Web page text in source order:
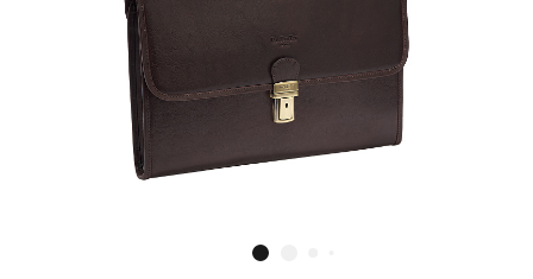
Женская коллекция
Подарки и сувениры
Подарочные карты
Dr.Koffer Outlet